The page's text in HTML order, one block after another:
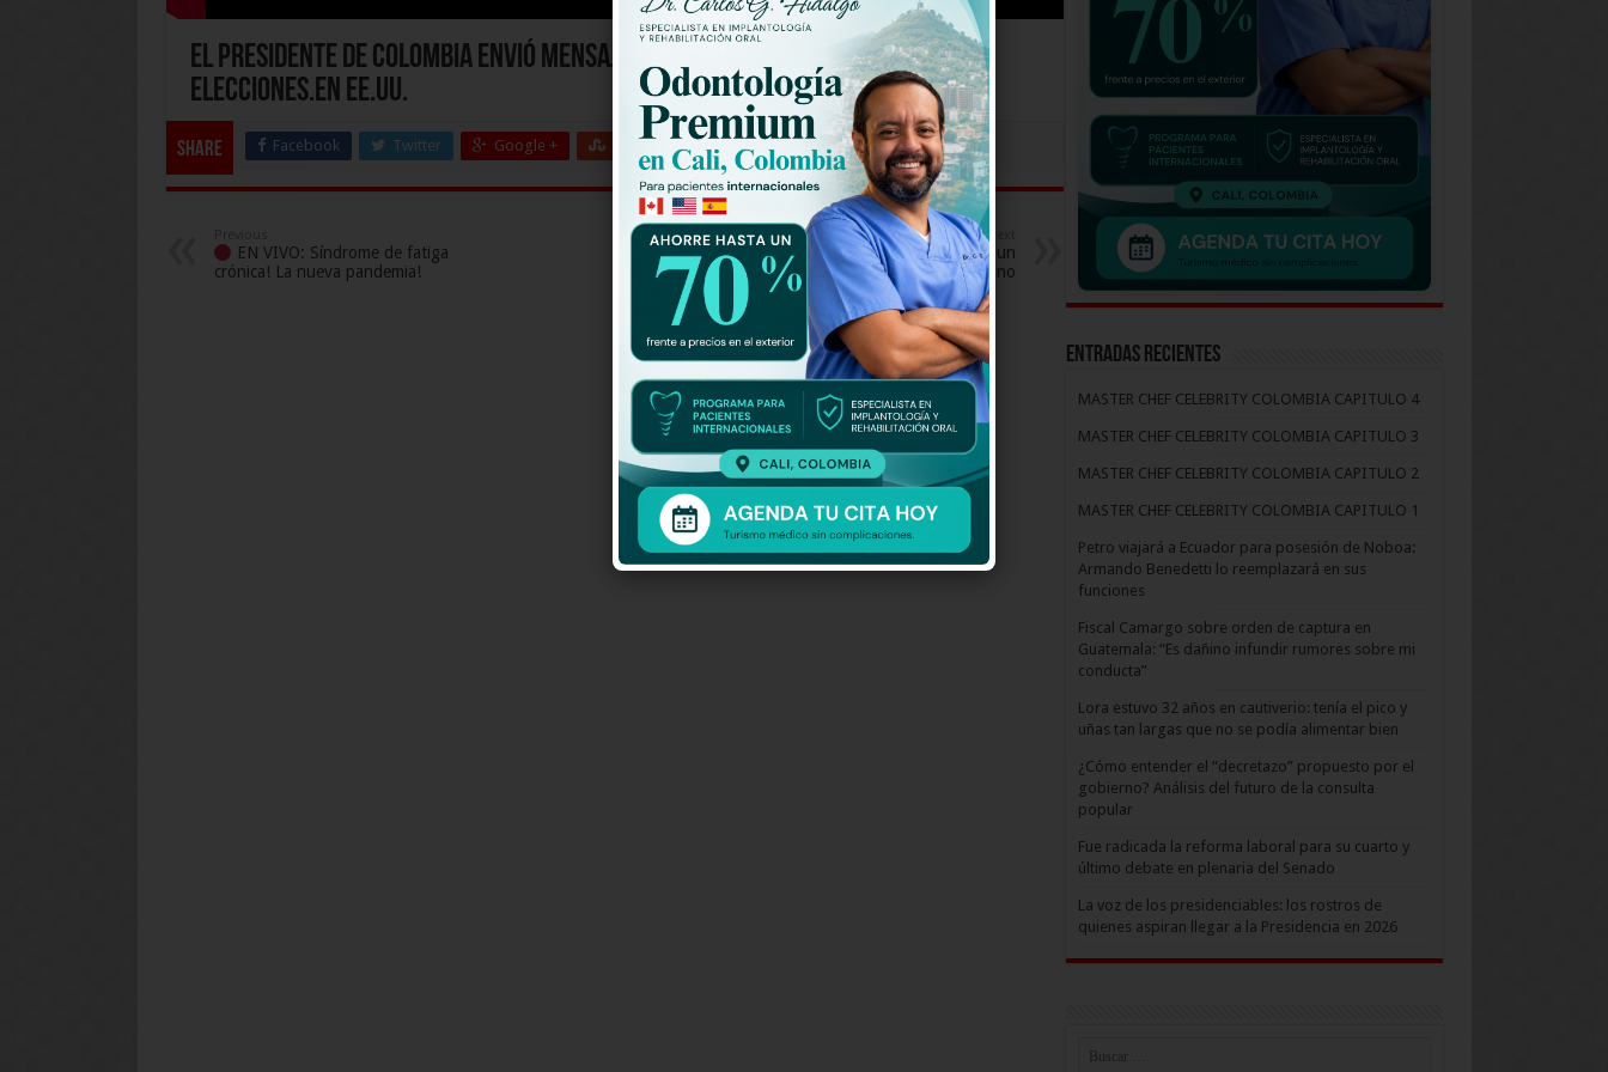
El presidente de Colombia envió mensaje al Donald Trump tras ganar las
elecciones.en EE.UU.
Share Facebook Twitter Google + Stumbleupon LinkedIn Pinterest
EN VIVO: Síndrome de fatiga
crónica! La nueva pandemia!
Next
El triatleta más joven en ganar un
Ultraman es colombiano
Entradas recientes
MASTER CHEF CELEBRITY COLOMBIA CAPITULO 4
MASTER CHEF CELEBRITY COLOMBIA CAPITULO 3
MASTER CHEF CELEBRITY COLOMBIA CAPITULO 2
MASTER CHEF CELEBRITY COLOMBIA CAPITULO 1
Petro viajará a Ecuador para posesión de Noboa:
Armando Benedetti lo reemplazará en sus
funciones
Fiscal Camargo sobre orden de captura en
Guatemala: “Es dañino infundir rumores sobre mi
conducta”
Lora estuvo 32 años en cautiverio: tenía el pico y
uñas tan largas que no se podía alimentar bien
¿Cómo entender el “decretazo” propuesto por el
gobierno? Análisis del futuro de la consulta
popular
Fue radicada la reforma laboral para su cuarto y
último debate en plenaria del Senado
La voz de los presidenciables: los rostros de
quienes aspiran llegar a la Presidencia en 2026